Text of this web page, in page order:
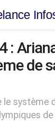
:
de
le système